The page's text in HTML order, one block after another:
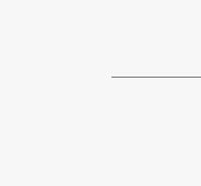
Сетевые отели Египта